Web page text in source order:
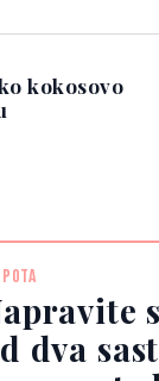
kokosovo
dva